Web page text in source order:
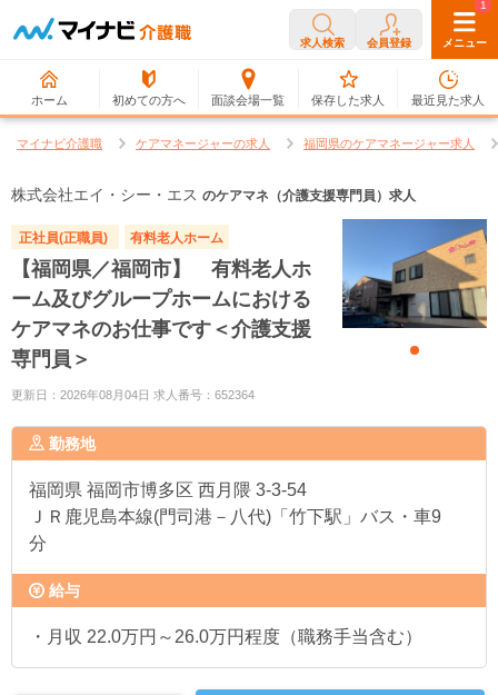
求人検索 会員登録 メニュー
ホーム 初めての方へ 面談会場一覧
0
保存した求人
1
最近見た求人
マイナビ介護職 ケアマネージャーの求人 福岡県のケアマネージャー求人
株式会社エイ・シー・エス のケアマネ（介護支援専門員）求人
正社員(正職員) 有料老人ホーム
【福岡県／福岡市】 有料老人ホ
ーム及びグループホームにおける
ケアマネのお仕事です＜介護支援
専門員＞
更新日：2026年08月04日 求人番号：652364
勤務地
福岡県 福岡市博多区 西月隈 3-3-54
ＪＲ鹿児島本線(門司港－八代)「竹下駅」バス・車9
分
給与
・月収 22.0万円～26.0万円程度（職務手当含む）